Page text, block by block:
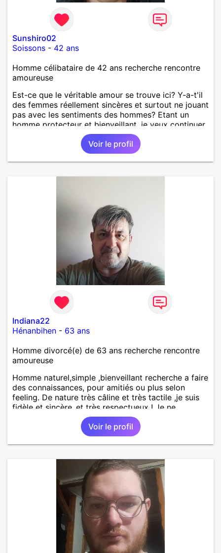
Sunshiro02
Soissons - 42 ans
Homme célibataire de 42 ans recherche rencontre
amoureuse
Est-ce que le véritable amour se trouve ici? Y-a-t'il
des femmes réellement sincères et surtout ne jouant
pas avec les sentiments des hommes? Etant un
homme protecteur et bienveillant, je veux continuer
d'y croire et pouvoir enfin former la petite famille
que je désir temps. Faux profil, profiteuse et autres
joyeuseté passer votre chemin, vous ne
m'intéressez pas du tout!
Voir le profil
Indiana22
Hénanbihen - 63 ans
Homme divorcé(e) de 63 ans recherche rencontre
amoureuse
Homme naturel,simple ,bienveillant recherche a faire
des connaissances, pour amitiés ou plus selon
feeling. De nature très câline et très tactile ,je suis
fidèle et sincère.,et très respectueux ! Je ne
supporte pas le mensonge.Rien ne vaut une vraie
rencontre,pour échanger en toute simplicité,j'ai du
mal à prolonger des échanges virtuels Je suis plutôt
attiré par des femmes ayant la cinquantaine ,belles
naturellement ,sans fards ,ni excès A vous de jouer
Mesdames 😉
Voir le profil